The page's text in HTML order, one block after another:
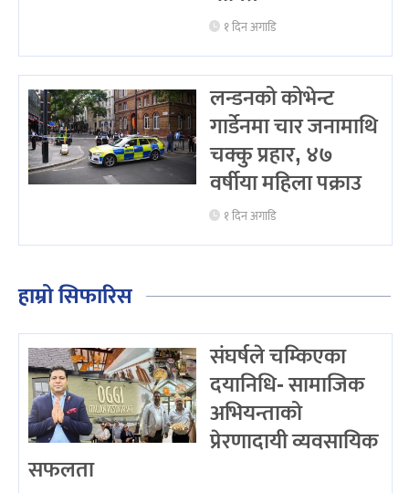
१ दिन अगाडि
लन्डनको कोभेन्ट
गार्डेनमा चार जनामाथि
चक्कु प्रहार, ४७
वर्षीया महिला पक्राउ
१ दिन अगाडि
हाम्रो सिफारिस
संघर्षले चम्किएका
दयानिधि- सामाजिक
अभियन्ताको
प्रेरणादायी व्यवसायिक
सफलता